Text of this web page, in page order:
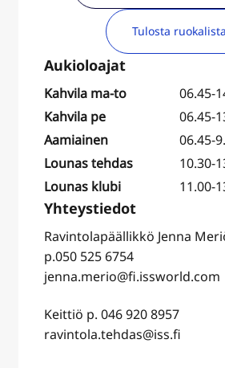
Tulosta ruokalista
Kahvila ma-to
06.45-
Kahvila pe
06.45-
Aamiainen
06.45-
Lounas tehdas
10.30-
Lounas klubi
11.00-
Ravintolapäällikkö Jenna
p.050 525 6754
jenna.merio@fi.issworld.com
Keittiö p. 046 920 8957
ravintola.tehdas@iss.fi